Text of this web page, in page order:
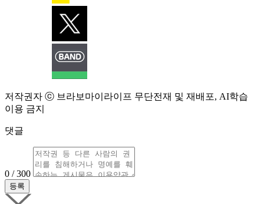
저작권자 ⓒ 브라보마이라이프 무단전재 및 재배포, AI학습
이용 금지
댓글
0 / 300